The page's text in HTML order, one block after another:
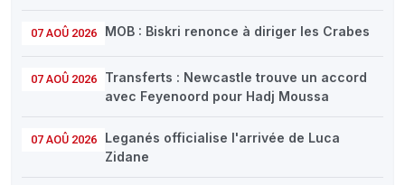
07 AOÛ 2026 MOB : Biskri renonce à diriger les Crabes
07 AOÛ 2026
Transferts : Newcastle trouve un accord
avec Feyenoord pour Hadj Moussa
07 AOÛ 2026
Leganés officialise l'arrivée de Luca
Zidane